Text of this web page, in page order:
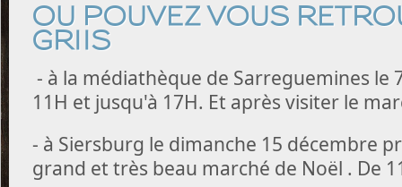
OU POUVEZ VOUS
GRIIS
- à la médiathèque de Sarreguemines le
11H et jusqu'à 17H. Et après visiter le
- à Siersburg le dimanche 15 décembre
grand et très beau marché de Noël . De